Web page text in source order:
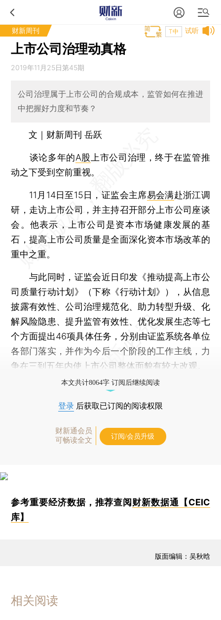
财新周刊 试听
T中
上市公司治理动真格
2019年11月25日第45期
公司治理属于上市公司的合规成本，监管如何在推进
中把握好力度和节奏？
文｜财新周刊 岳跃
谈论多年的A股 上市公司治理，终于在监管推
动之下受到空前重视。
11月14日至15日，证监会主席易会满赴浙江调
研，走访上市公司，并主持召开部分上市公司座谈
会。他表示，上市公司是资本市场健康发展的基
石，提高上市公司质量是全面深化资本市场改革的
重中之重。
与此同时，证监会近日印发《推动提高上市公
司质量行动计划》（下称《行动计划》），从信息
披露有效性、公司治理规范化、助力转型升级、化
解风险隐患、提升监管有效性、优化发展生态等七
个方面提出46项具体任务，分别由证监系统各单位
各部门落实，并作为今后一个阶段的工作主线，力
争在三到五年内使上市公司整体面貌有较大改观。
本文共计8064字 订阅后继续阅读
登录 后获取已订阅的阅读权限
财新通会员
可畅读全文
订阅/会员升级
参考重要经济数据，推荐查阅 财新数据通【CEIC
库】
版面编辑：吴秋晗
相关阅读